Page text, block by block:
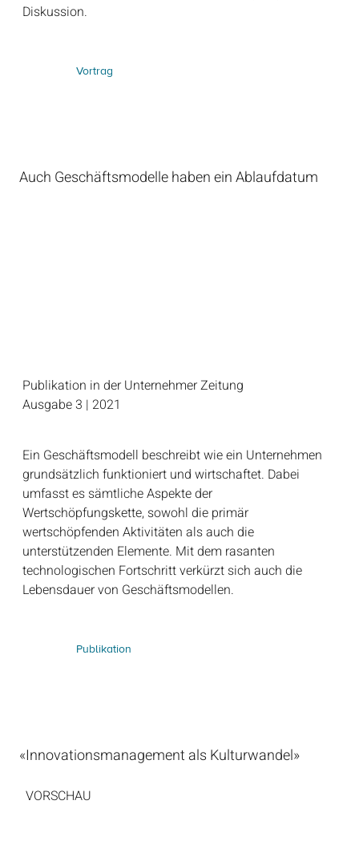
Vortrag
Diskussion.
Publikation
Auch Geschäftsmodelle haben ein Ablaufdatum
Publikation in der Unternehmer Zeitung
Ausgabe 3 | 2021
Ein Geschäftsmodell beschreibt wie ein Unternehmen
grundsätzlich funktioniert und wirtschaftet. Dabei
umfasst es sämtliche Aspekte der
Wertschöpfungskette, sowohl die primär
wertschöpfenden Aktivitäten als auch die
unterstützenden Elemente. Mit dem rasanten
technologischen Fortschritt verkürzt sich auch die
Lebensdauer von Geschäftsmodellen.
«Innovationsmanagement als Kulturwandel»
VORSCHAU